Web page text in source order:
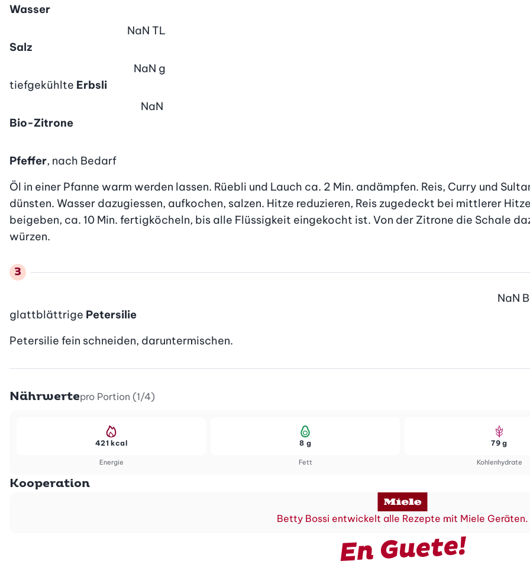
Wasser
Salz
NaN TL
tiefgekühlte Erbsli
NaN g
Bio-Zitrone
NaN
Pfeffer, nach Bedarf
Öl in einer Pfanne warm werden lassen. Rüebli und Lauch ca. 2 Min. andämpfen. Reis, Curry und
dünsten. Wasser dazugiessen, aufkochen, salzen. Hitze reduzieren, Reis zugedeckt bei mittlerer
beigeben, ca. 10 Min. fertigköcheln, bis alle Flüssigkeit eingekocht ist. Von der Zitrone die Schale
würzen.
glattblättrige Petersilie
NaN
Petersilie fein schneiden, daruntermischen.
Nährwertepro Portion (1/4)
Energie
421 kcal
Fett
8 g
Kohlenhydrate
79 g
Kooperation
Betty Bossi entwickelt alle Rezepte mit Miele Geräten.
En Guete!